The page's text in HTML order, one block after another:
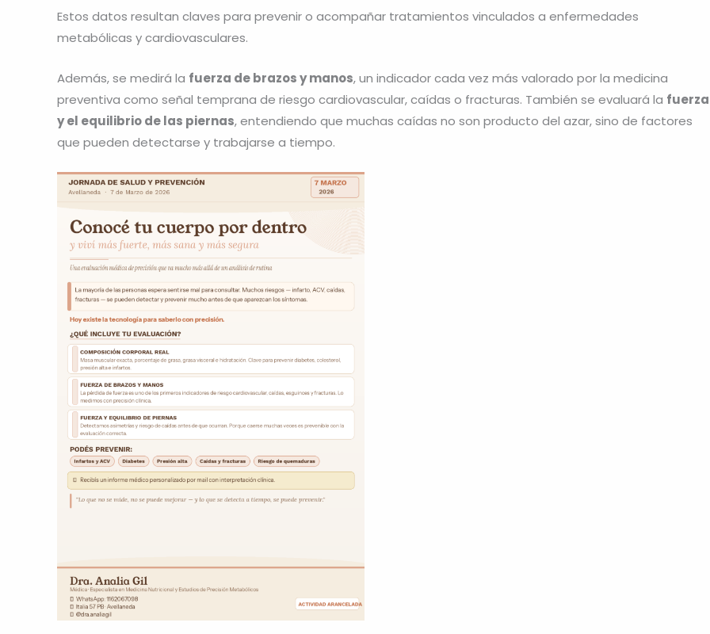
Estos datos resultan claves para prevenir o acompañar tratamientos vinculados a enfermedades
metabólicas y cardiovasculares.
Además, se medirá la fuerza de brazos y manos, un indicador cada vez más valorado por la medicina
preventiva como señal temprana de riesgo cardiovascular, caídas o fracturas. También se evaluará la fuerza
y el equilibrio de las piernas, entendiendo que muchas caídas no son producto del azar, sino de factores
que pueden detectarse y trabajarse a tiempo.